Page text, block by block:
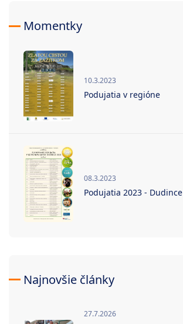
Momentky
10.3.2023
Podujatia v regióne
08.3.2023
Podujatia 2023 - Dudince
Najnovšie články
27.7.2026